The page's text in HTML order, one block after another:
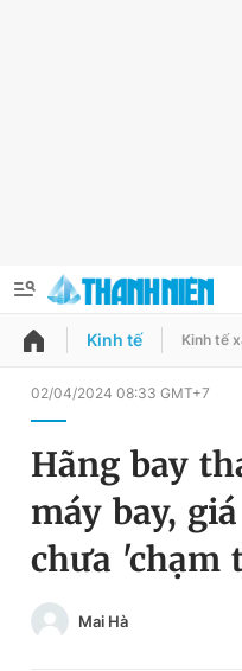
QUẢNG CÁO
Chuyên mục
Chuyên mục khác
Chào ngày mới
Đổi mật khẩu
Tin đã lưu
Kinh tế Kinh tế
02/04/2024 08:33 GMT+7
Hãng bay
máy bay,
chưa 'chạm
Mai Hà